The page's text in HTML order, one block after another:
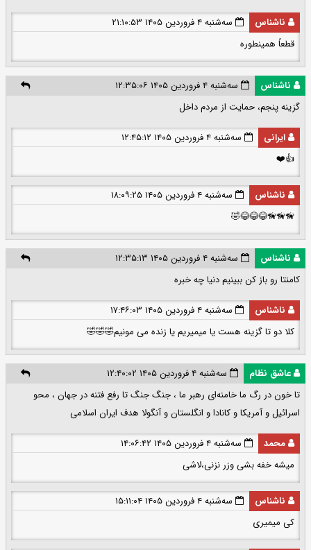
ناشناس
سه‌شنبه ۴ فروردین ۱۴۰۵ ۲۱:۱۰:۵۳
قطعاً همینطوره
ناشناس
سه‌شنبه ۴ فروردین ۱۴۰۵ ۱۲:۳۵:۰۶
گزینه پنجم، حمایت از مردم داخل
ایرانی
سه‌شنبه ۴ فروردین ۱۴۰۵ ۱۲:۴۵:۱۲
👍❤️
ناشناس
سه‌شنبه ۴ فروردین ۱۴۰۵ ۱۸:۰۹:۲۵
🦮🦮🦮😂😂😂🤣
ناشناس
سه‌شنبه ۴ فروردین ۱۴۰۵ ۱۲:۳۵:۱۳
کامنتا رو باز کن ببینیم دنیا چه خبره
ناشناس
سه‌شنبه ۴ فروردین ۱۴۰۵ ۱۷:۴۶:۰۳
کلا دو تا گزینه هست یا میمیریم یا زنده می مونیم🤣🤣🤣
عاشق نظام
سه‌شنبه ۴ فروردین ۱۴۰۵ ۱۲:۴۰:۰۲
تا خون در رگ ما خامنه‌ای رهبر ما ، جنگ جنگ تا رفع فتنه در جهان ، محو
اسرائیل و آمریکا و کانادا و انگلستان و آنگولا هدف ایران اسلامی
محمد
سه‌شنبه ۴ فروردین ۱۴۰۵ ۱۴:۰۶:۴۲
میشه خفه بشی وزر نزنی،لاشی
ناشناس
سه‌شنبه ۴ فروردین ۱۴۰۵ ۱۵:۱۱:۰۴
کی میمیری